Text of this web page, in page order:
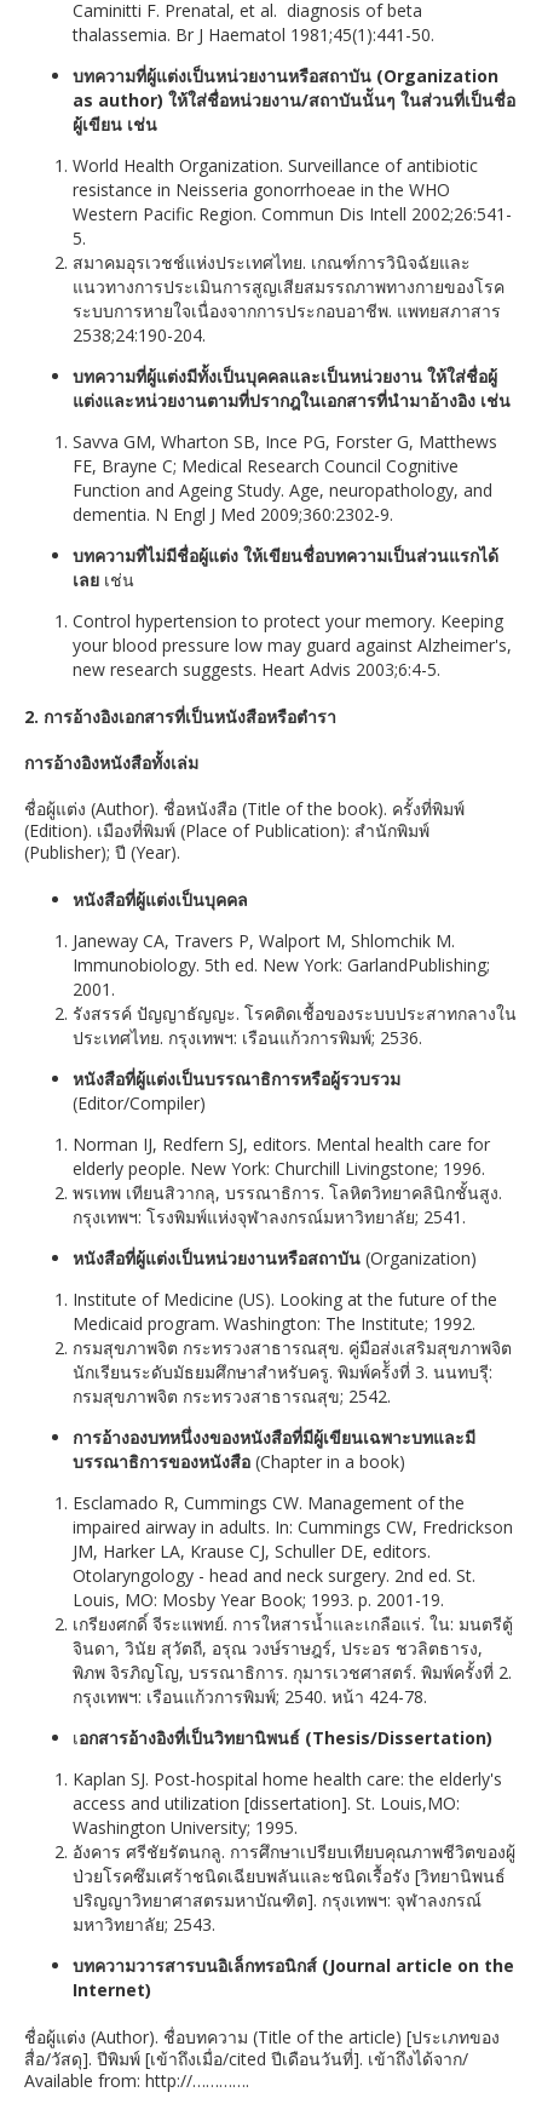
Caminitti F. Prenatal, et al. diagnosis of beta
thalassemia. Br J Haematol 1981;45(1):441-50.
บทความที่ผู้แต่งเป็นหน่วยงานหรือสถาบัน (Organization
as author) ให้ใส่ชื่อหน่วยงาน/สถาบันนัันๆ ในส่วนที่เป็นชื่อ
ผู้เขียน เช่น
World Health Organization. Surveillance of antibiotic
resistance in Neisseria gonorrhoeae in the WHO
Western Pacific Region. Commun Dis Intell 2002;26:541-
5.
สมาคมอุรเวชช์แห่งประเทศไทย. เกณฑ์การวินิจฉัยและ
แนวทางการประเมินการสูญเสียสมรรถภาพทางกายของโรค
ระบบการหายใจเนื่องจากการประกอบอาชีพ. แพทยสภาสาร
2538;24:190-204.
บทความที่ผู้แต่งมีทั้งเป็นบุคคลและเป็นหน่วยงาน ให้ใส่ชื่อผู้
แต่งและหน่วยงานตามที่ปรากฎในเอกสารที่นำมาอ้างอิง เช่น
Savva GM, Wharton SB, Ince PG, Forster G, Matthews
FE, Brayne C; Medical Research Council Cognitive
Function and Ageing Study. Age, neuropathology, and
dementia. N Engl J Med 2009;360:2302-9.
บทความที่ไม่มีชื่อผู้แต่ง ให้เขียนชื่อบทความเป็นส่วนแรกได้
เลย เช่น
Control hypertension to protect your memory. Keeping
your blood pressure low may guard against Alzheimer's,
new research suggests. Heart Advis 2003;6:4-5.
2. การอ้างอิงเอกสารที่เป็นหนังสือหรือตำรา
การอ้างอิงหนังสือทั้งเล่ม
ชื่อผู้แต่ง (Author). ชื่อหนังสือ (Title of the book). ครั้งที่พิมพ์
(Edition). เมืองที่พิมพ์ (Place of Publication): สํานักพิมพ์
(Publisher); ปี (Year).
หนังสือที่ผู้แต่งเป็นบุคคล
Janeway CA, Travers P, Walport M, Shlomchik M.
Immunobiology. 5th ed. New York: GarlandPublishing;
2001.
รังสรรค์ ปัญญาธัญญะ. โรคติดเชื้อของระบบประสาทกลางใน
ประเทศไทย. กรุงเทพฯ: เรือนแก้วการพิมพ์; 2536.
หนังสือที่ผู้แต่งเป็นบรรณาธิการหรือผู้รวบรวม
(Editor/Compiler)
Norman IJ, Redfern SJ, editors. Mental health care for
elderly people. New York: Churchill Livingstone; 1996.
พรเทพ เทียนสิวากลุ, บรรณาธิการ. โลหิตวิทยาคลินิกชั้นสูง.
กรุงเทพฯ: โรงพิมพ์แห่งจุฬาลงกรณ์มหาวิทยาลัย; 2541.
หนังสือที่ผู้แต่งเป็นหน่วยงานหรือสถาบัน (Organization)
Institute of Medicine (US). Looking at the future of the
Medicaid program. Washington: The Institute; 1992.
กรมสุขภาพจิต กระทรวงสาธารณสุข. คู่มือส่งเสริมสุขภาพจิต
นักเรียนระดับมัธยมศึกษาสำหรับครู. พิมพ์คร้ังที่ 3. นนทบรุี:
กรมสุขภาพจิต กระทรวงสาธารณสุข; 2542.
การอ้างองบทหนึ่งงของหนังสือที่มีผู้เขียนเฉพาะบทและมี
บรรณาธิการของหนังสือ (Chapter in a book)
Esclamado R, Cummings CW. Management of the
impaired airway in adults. In: Cummings CW, Fredrickson
JM, Harker LA, Krause CJ, Schuller DE, editors.
Otolaryngology - head and neck surgery. 2nd ed. St.
Louis, MO: Mosby Year Book; 1993. p. 2001-19.
เกรียงศกดิ์ จีระแพทย์. การใหสารน้ำและเกลือแร่. ใน: มนตรีตู้
จินดา, วินัย สุวัตถี, อรุณ วงษ์ราษฎร์, ประอร ชวลิตธารง,
พิภพ จิรภิญโญ, บรรณาธิการ. กุมารเวชศาสตร์. พิมพ์ครั้งที่ 2.
กรุงเทพฯ: เรือนแก้วการพิมพ์; 2540. หน้า 424-78.
เอกสารอ้างอิงที่เป็นวิทยานิพนธ์ (Thesis/Dissertation)
Kaplan SJ. Post-hospital home health care: the elderly's
access and utilization [dissertation]. St. Louis,MO:
Washington University; 1995.
อังคาร ศรีชัยรัตนกลู. การศึกษาเปรียบเทียบคุณภาพชีวิตของผู้
ป่วยโรคซึมเศร้าชนิดเฉียบพลันและชนิดเรื้อรัง [วิทยานิพนธ์
ปริญญาวิทยาศาสตรมหาบัณฑิต]. กรุงเทพฯ: จุฬาลงกรณ์
มหาวิทยาลัย; 2543.
บทความวารสารบนอิเล็กทรอนิกส์ (Journal article on the
Internet)
ชื่อผู้แต่ง (Author). ชื่อบทความ (Title of the article) [ประเภทของ
สื่อ/วัสดุ]. ปีพิมพ์ [เข้าถึงเมื่อ/cited ปีเดือนวันที่]. เข้าถึงได้จาก/
Available from: http://………….